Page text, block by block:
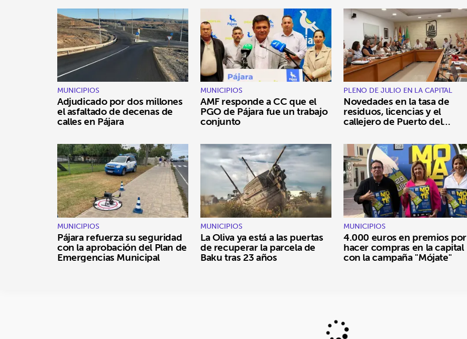
MUNICIPIOS
Adjudicado por dos millones
el asfaltado de decenas de
calles en Pájara
MUNICIPIOS
AMF responde a CC que el
PGO de Pájara fue un trabajo
conjunto
PLENO DE JULIO EN LA CAPITAL
Novedades en la tasa de
residuos, licencias y el
callejero de Puerto del
Rosario
MUNICIPIOS
Pájara refuerza su seguridad
con la aprobación del Plan de
Emergencias Municipal
MUNICIPIOS
La Oliva ya está a las puertas
de recuperar la parcela de
Baku tras 23 años
MUNICIPIOS
4.000 euros en premios por
hacer compras en la capital
con la campaña "Mójate"